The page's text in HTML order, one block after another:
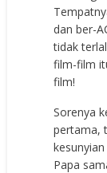
dan ber-
tidak
film-film
film!
Sorenya
pertama,
Papa